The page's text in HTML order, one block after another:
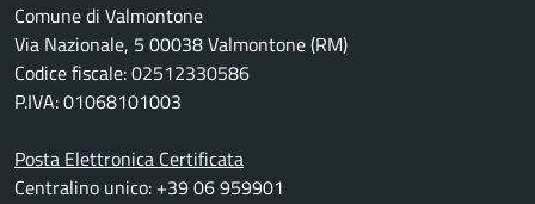
Comune di Valmontone
Via Nazionale, 5 00038 Valmontone (RM)
Codice fiscale: 02512330586
P.IVA: 01068101003
Posta Elettronica Certificata
Centralino unico: +39 06 959901